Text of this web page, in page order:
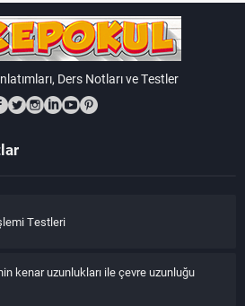
Ders Notları ve Testler
Testleri
kenar uzunlukları ile çevre uzunluğu